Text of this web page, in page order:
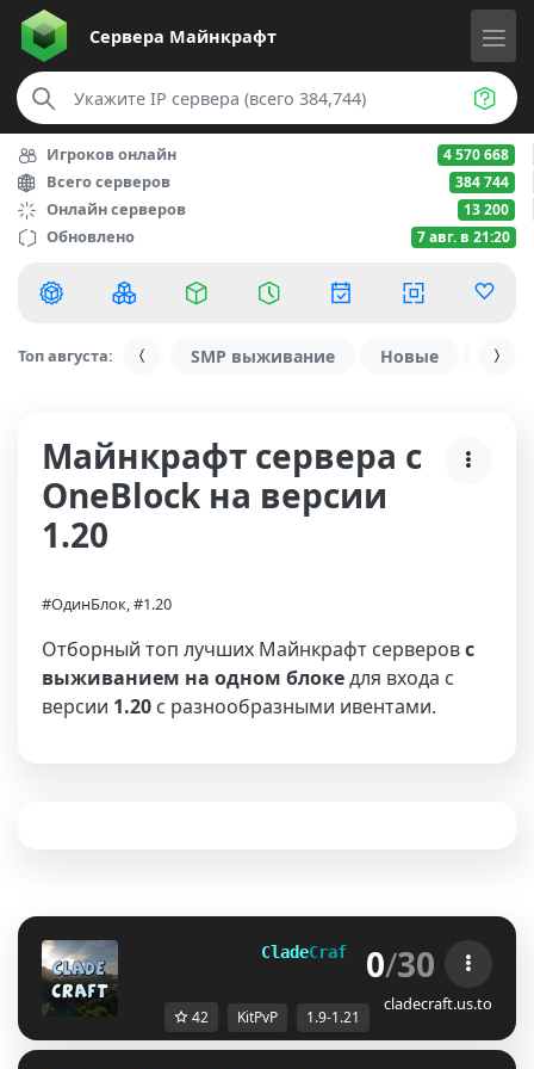
Сервера Майнкрафт
Игроков онлайн 4 570 668
Всего серверов 384 744
Онлайн серверов 13 200
Обновлено 7 авг. в 21:20
Топ августа: SMP выживание Новые С
Майнкрафт сервера с
OneBlock на версии
1.20
#ОдинБлок, #1.20
Отборный топ лучших Майнкрафт серверовс
выживанием на одном блокедля входа с
версии 1.20 с разнообразными ивентами.
CladeCraft [1.9-1.21
0/30
cladecraft.us.to
42 KitPvP 1.9-1.21